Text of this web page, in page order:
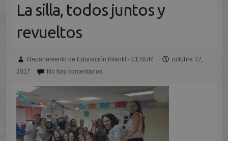
La silla, todos juntos y
revueltos
Departamento de Educación Infantil - CESUR
octubre 12,
2017
No hay comentarios